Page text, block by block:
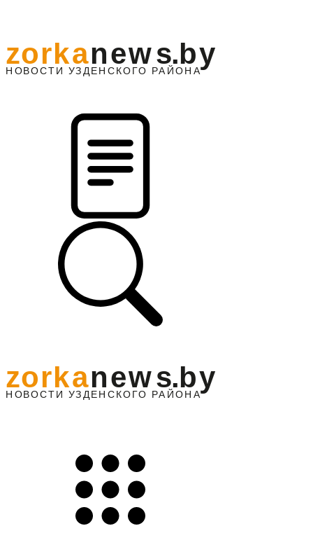
НО ВОСТИ УЗДЕНС КО ГО РАЙОНА
zorkanews.by